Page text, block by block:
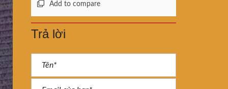
Add to compare
Trả lời